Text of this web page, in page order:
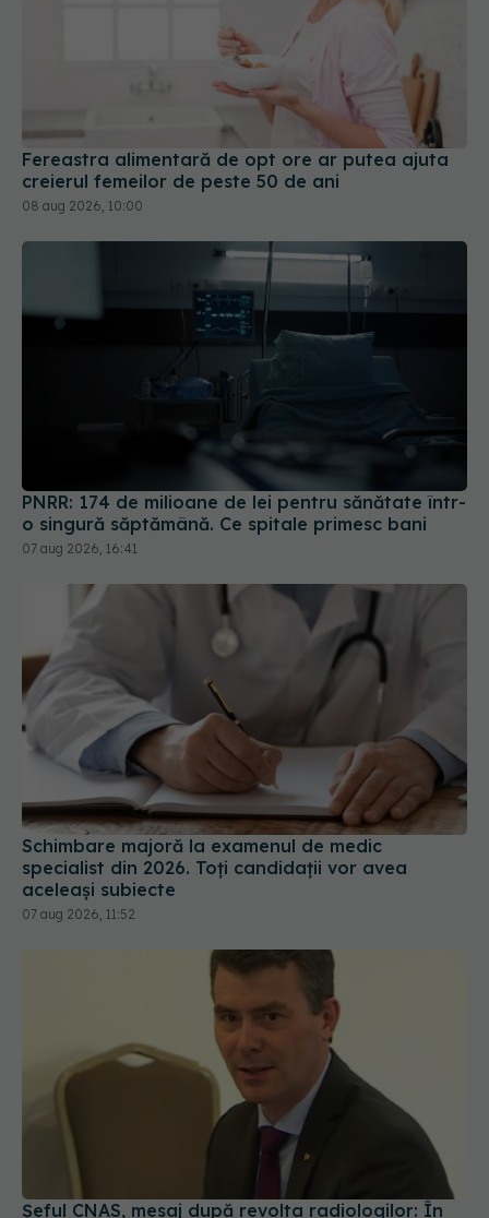
Fereastra alimentară de opt ore ar putea ajuta
creierul femeilor de peste 50 de ani
PNRR: 174 de milioane de lei pentru sănătate într-
Schimbare majoră la examenul de medic
specialist din 2026. Toți candidații vor avea
aceleași subiecte
07 aug 2026, 11:52
Șeful CNAS, mesaj după revolta radiologilor: În
sănătate, timpul se măsoară în șanse la viață